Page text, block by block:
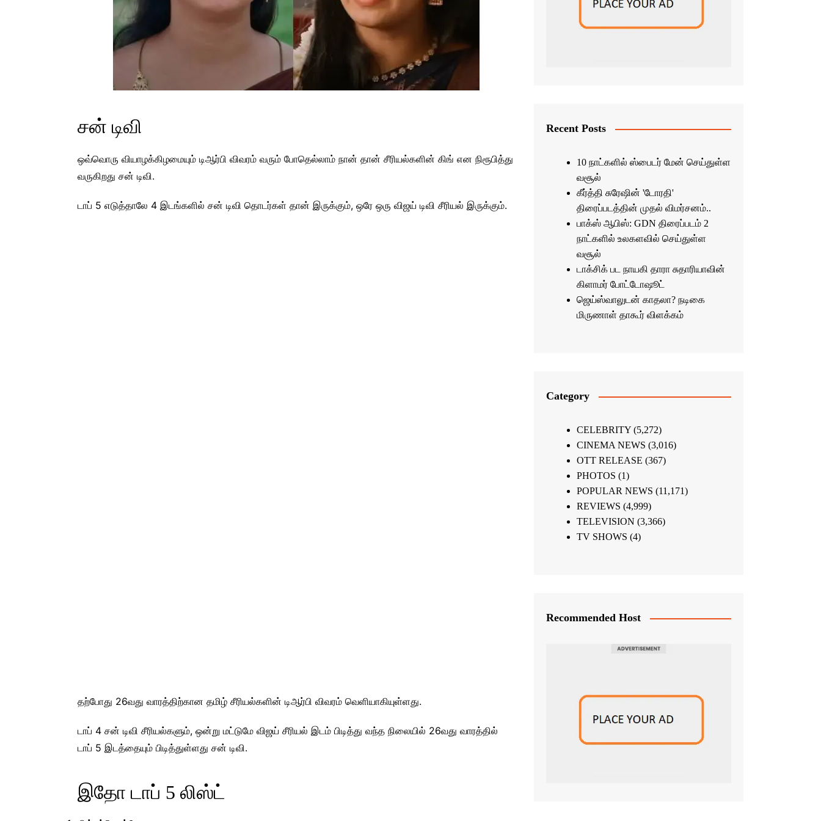
சன் டிவி
ஒவ்வொரு வியாழக்கிழமையும் டிஆர்பி விவரம் வரும் போதெல்லாம் நான் தான் சீரியல்களின் கிங் என நிரூபித்து
வருகிறது சன் டிவி.
டாப் 5 எடுத்தாலே 4 இடங்களில் சன் டிவி தொடர்கள் தான் இருக்கும், ஒரே ஒரு விஜய் டிவி சீரியல் இருக்கும்.
தற்போது 26வது வாரத்திற்கான தமிழ் சீரியல்களின் டிஆர்பி விவரம் வெளியாகியுள்ளது.
டாப் 4 சன் டிவி சீரியல்களும், ஒன்று மட்டுமே விஜய் சீரியல் இடம் பிடித்து வந்த நிலையில் 26வது வாரத்தில்
டாப் 5 இடத்தையும் பிடித்துள்ளது சன் டிவி.
இதோ டாப் 5 லிஸ்ட்
Recent Posts
10 நாட்களில் ஸ்பைடர் மேன் செய்துள்ள
வசூல்
கீர்த்தி சுரேஷின் 'டோரதி'
திரைப்படத்தின் முதல் விமர்சனம்..
பாக்ஸ் ஆபிஸ்: GDN திரைப்படம் 2
நாட்களில் உலகளவில் செய்துள்ள
வசூல்
டாக்சிக் பட நாயகி தாரா சுதாரியாவின்
கிளாமர் போட்டோஷூட்
ஜெய்ஸ்வாலுடன் காதலா? நடிகை
மிருணாள் தாகூர் விளக்கம்
Category
CELEBRITY(5,272)
CINEMA NEWS (3,016)
OTT RELEASE (367)
PHOTOS (1)
POPULAR NEWS (11,171)
REVIEWS (4,999)
TELEVISION (3,366)
TV SHOWS (4)
Recommended Host